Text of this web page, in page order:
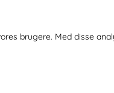
brugere. Med disse